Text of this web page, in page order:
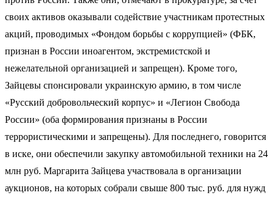
своих активов оказывали содействие участникам протестных
акций, проводимых «Фондом борьбы с коррупцией» (ФБК,
признан в России иноагентом, экстремистской и
нежелательной организацией и запрещен). Кроме того,
Зайцевы спонсировали украинскую армию, в том числе
«Русский добровольческий корпус» и «Легион Свобода
России» (оба формирования признаны в России
террористическими и запрещены). Для последнего, говорится
в иске, они обеспечили закупку автомобильной техники на 24
млн руб. Маргарита Зайцева участвовала в организации
аукционов, на которых собрали свыше 800 тыс. руб. для нужд